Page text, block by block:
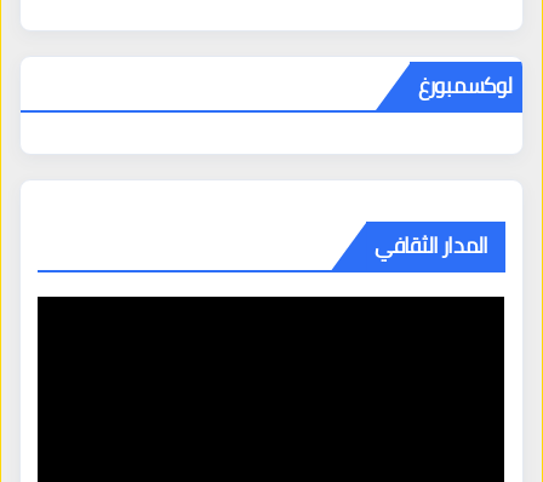
لوكسمبورغ
المدار الثقافي